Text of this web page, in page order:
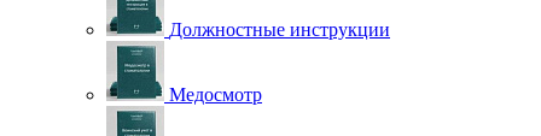
Должностные инструкции
Медосмотр